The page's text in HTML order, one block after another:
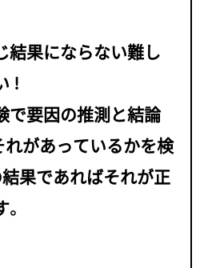
結果にならない難し
!
で要因の推測と結論
れがあっているかを検
果であればそれが正